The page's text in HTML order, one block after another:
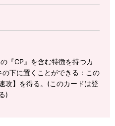
『CP』を含む特徴を持つカ
下に置くことができる：この
攻】を得る。(このカードは登
)